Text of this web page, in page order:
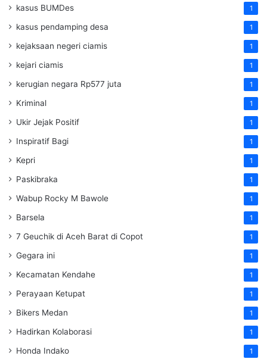
kasus BUMDes 1
kasus pendamping desa 1
kejaksaan negeri ciamis 1
kejari ciamis 1
kerugian negara Rp577 juta 1
Kriminal 1
Ukir Jejak Positif 1
Inspiratif Bagi 1
Kepri 1
Paskibraka 1
Wabup Rocky M Bawole 1
Barsela 1
7 Geuchik di Aceh Barat di Copot 1
Gegara ini 1
Kecamatan Kendahe 1
Perayaan Ketupat 1
Bikers Medan 1
Hadirkan Kolaborasi 1
Honda Indako 1